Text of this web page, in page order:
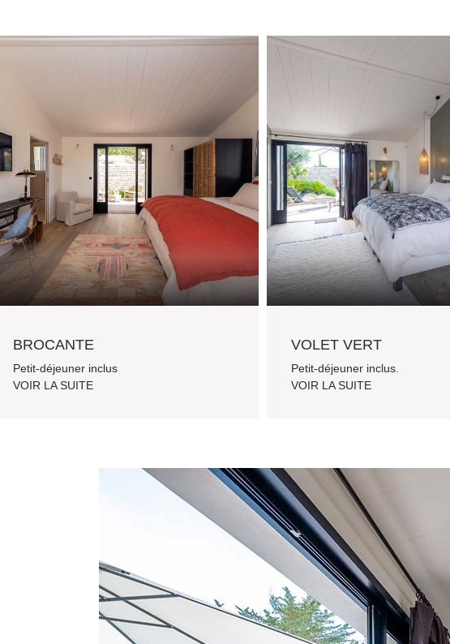
BROCANTE
Petit-déjeuner inclus
VOIR LA SUITE
VOLET VERT
Petit-déjeuner inclus.
VOIR LA SUITE